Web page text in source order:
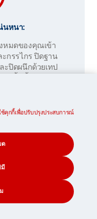
นหนา:
หมดของคุณเข้า
กรรไกร ปิดฐาน
ปิดผนึกด้วยเทป
เติม และพันให้
ต็มแล้วให้ปิดฝา
น
ายเป็นพิเศษ:
คุกกี้เพื่อปรับปรุงประสบการณ์
ด